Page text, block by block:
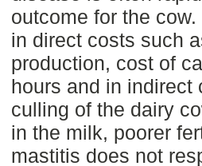
outcome for the
in direct costs such
production, cost of
hours and in indirect
culling of the dairy
in the milk, poorer
mastitis does not